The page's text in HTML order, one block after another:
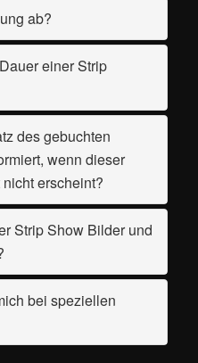
ab?
einer Strip
des gebuchten
wenn dieser
erscheint?
Strip Show Bilder und
bei speziellen